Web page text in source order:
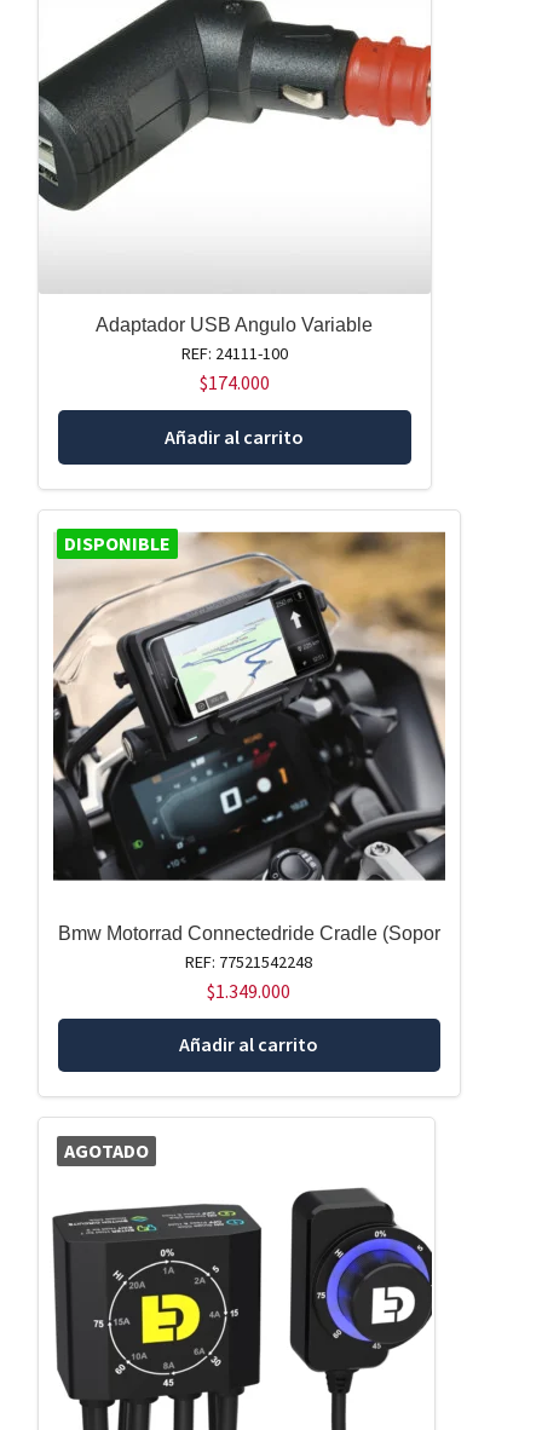
Adaptador USB Angulo Variable
REF: 24111-100
$174.000
Añadir al carrito
DISPONIBLE
Bmw Motorrad Connectedride Cradle (Sopor
REF: 77521542248
$1.349.000
Añadir al carrito
AGOTADO